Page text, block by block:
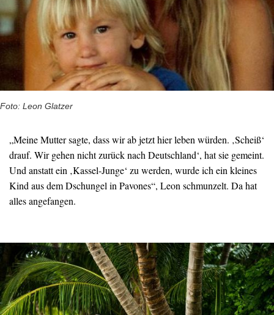
Foto: Leon Glatzer
„Meine Mutter sagte, dass wir ab jetzt hier leben würden. ‚Scheiß‘
drauf. Wir gehen nicht zurück nach Deutschland‘, hat sie gemeint.
Und anstatt ein ‚Kassel-Junge‘ zu werden, wurde ich ein kleines
Kind aus dem Dschungel in Pavones“, Leon schmunzelt. Da hat
alles angefangen.